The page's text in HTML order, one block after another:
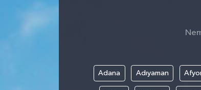
Adana Adıyaman